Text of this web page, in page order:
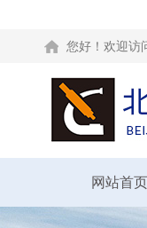
您好！欢迎访
网站首页